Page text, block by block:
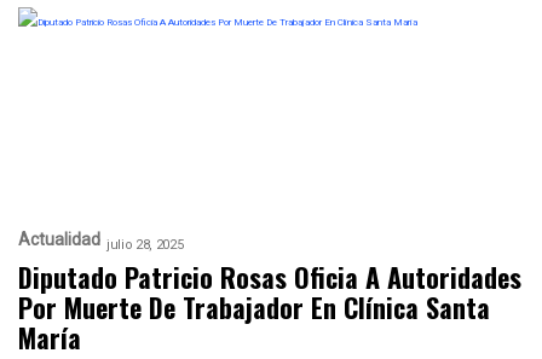
Actualidad julio 28, 2025
Diputado Patricio Rosas Oficia A Autoridades
Por Muerte De Trabajador En Clínica Santa
María